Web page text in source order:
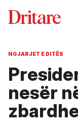
NGJARJET E DITËS
nesër